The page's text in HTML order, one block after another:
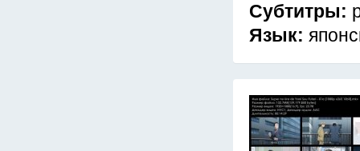
Субтитры:
Язык: